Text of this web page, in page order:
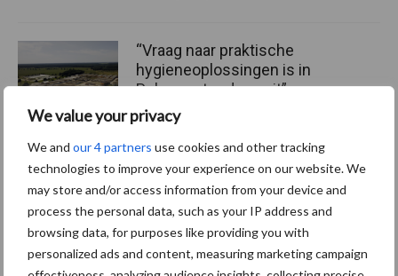
We value your privacy
We and our 4 partners use cookies and other tracking
technologies to improve your experience on our website. We
may store and/or access information from your device and
process the personal data, such as your IP address and
browsing data, for purposes like providing you with
personalized ads and content, measuring marketing campaign
“Vraag naar praktische
hygieneoplossingen is in
Polen groter dan ooit”
Diergezondheid Fokkerij Huisvesting